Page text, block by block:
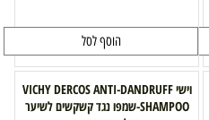
הוסף לסל
וישי VICHY DERCOS ANTI-DANDRUFF
SHAMPOO-שמפו נגד קשקשים לשיער